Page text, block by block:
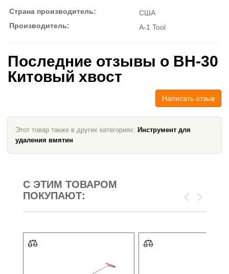
Страна производитель:
США
Производитель:
A-1 Tool
Последние отзывы о BH-30
Китовый хвост
Написать отзыв
Этот товар также в других категориях: Инструмент для
удаления вмятин
С ЭТИМ ТОВАРОМ
ПОКУПАЮТ: